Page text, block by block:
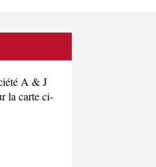
A & J
la carte ci-